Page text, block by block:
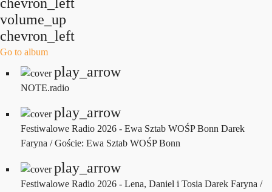
volume_up
chevron_left
Go to album
play_arrow
NOTE.radio
play_arrow
Festiwalowe Radio 2026 - Ewa Sztab WOŚP Bonn Darek
Faryna / Goście: Ewa Sztab WOŚP Bonn
play_arrow
Festiwalowe Radio 2026 - Lena, Daniel i Tosia Darek Faryna /